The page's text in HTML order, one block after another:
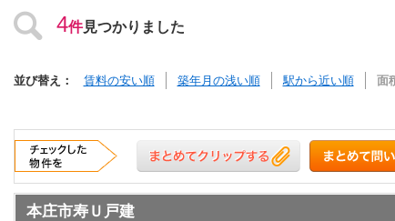
4件見つかりました
並び替え： 賃料の安い順 築年月の浅い順 駅から近い順 面
本庄市寿Ｕ戸建